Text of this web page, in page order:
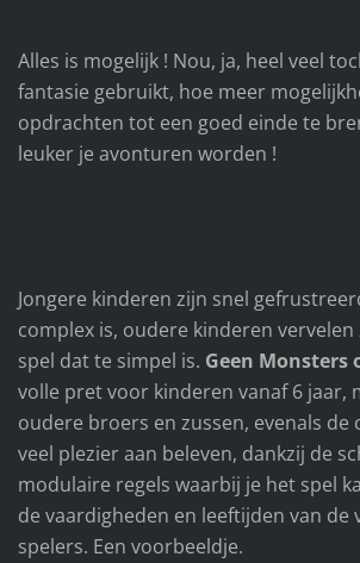
Alles is mogelijk ! Nou, ja, heel veel
fantasie gebruikt, hoe meer
opdrachten tot een goed einde te
leuker je avonturen worden !
Jongere kinderen zijn snel
complex is, oudere kinderen vervelen
spel dat te simpel is. Geen Monsters
volle pret voor kinderen vanaf 6 jaar,
oudere broers en zussen, evenals
veel plezier aan beleven, dankzij de
modulaire regels waarbij je het spel
de vaardigheden en leeftijden van de
spelers. Een voorbeeldje.